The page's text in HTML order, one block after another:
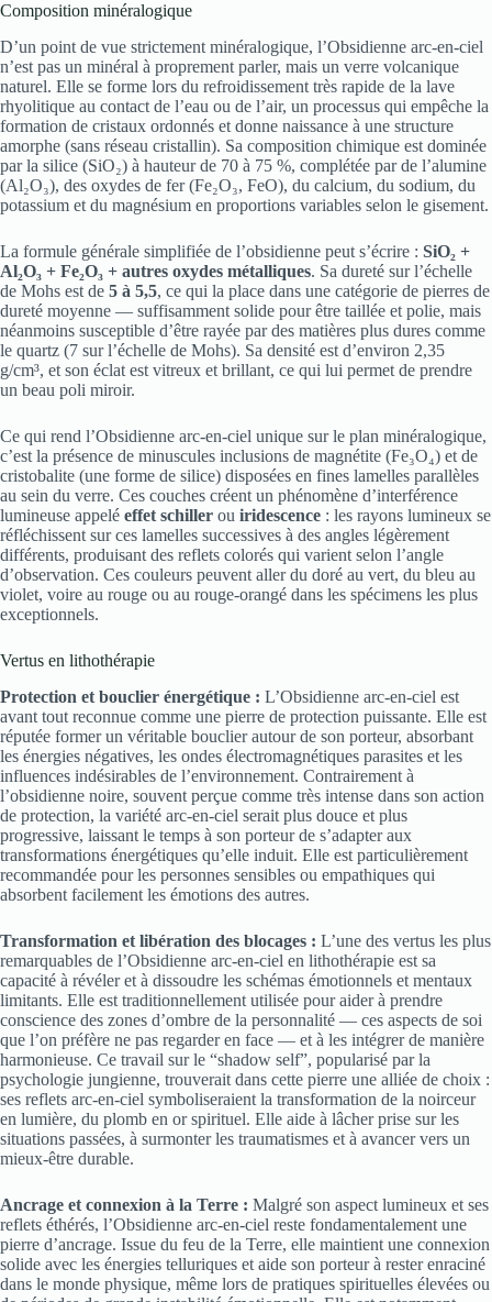
Composition minéralogique
D’un point de vue strictement minéralogique, l’Obsidienne arc-en-ciel
n’est pas un minéral à proprement parler, mais un verre volcanique
naturel. Elle se forme lors du refroidissement très rapide de la lave
rhyolitique au contact de l’eau ou de l’air, un processus qui empêche la
formation de cristaux ordonnés et donne naissance à une structure
amorphe (sans réseau cristallin). Sa composition chimique est dominée
par la silice (SiO₂) à hauteur de 70 à 75 %, complétée par de l’alumine
(Al₂O₃), des oxydes de fer (Fe₂O₃, FeO), du calcium, du sodium, du
potassium et du magnésium en proportions variables selon le gisement.
La formule générale simplifiée de l’obsidienne peut s’écrire : SiO₂ +
Al₂O₃ + Fe₂O₃ + autres oxydes métalliques. Sa dureté sur l’échelle
de Mohs est de 5 à 5,5, ce qui la place dans une catégorie de pierres de
dureté moyenne — suffisamment solide pour être taillée et polie, mais
néanmoins susceptible d’être rayée par des matières plus dures comme
le quartz (7 sur l’échelle de Mohs). Sa densité est d’environ 2,35
g/cm³, et son éclat est vitreux et brillant, ce qui lui permet de prendre
un beau poli miroir.
Ce qui rend l’Obsidienne arc-en-ciel unique sur le plan minéralogique,
c’est la présence de minuscules inclusions de magnétite (Fe₃O₄) et de
cristobalite (une forme de silice) disposées en fines lamelles parallèles
au sein du verre. Ces couches créent un phénomène d’interférence
lumineuse appelé effet schiller ou iridescence : les rayons lumineux se
réfléchissent sur ces lamelles successives à des angles légèrement
différents, produisant des reflets colorés qui varient selon l’angle
d’observation. Ces couleurs peuvent aller du doré au vert, du bleu au
violet, voire au rouge ou au rouge-orangé dans les spécimens les plus
exceptionnels.
Vertus en lithothérapie
Protection et bouclier énergétique : L’Obsidienne arc-en-ciel est
avant tout reconnue comme une pierre de protection puissante. Elle est
réputée former un véritable bouclier autour de son porteur, absorbant
les énergies négatives, les ondes électromagnétiques parasites et les
influences indésirables de l’environnement. Contrairement à
l’obsidienne noire, souvent perçue comme très intense dans son action
de protection, la variété arc-en-ciel serait plus douce et plus
progressive, laissant le temps à son porteur de s’adapter aux
transformations énergétiques qu’elle induit. Elle est particulièrement
recommandée pour les personnes sensibles ou empathiques qui
absorbent facilement les émotions des autres.
Transformation et libération des blocages : L’une des vertus les plus
remarquables de l’Obsidienne arc-en-ciel en lithothérapie est sa
capacité à révéler et à dissoudre les schémas émotionnels et mentaux
limitants. Elle est traditionnellement utilisée pour aider à prendre
conscience des zones d’ombre de la personnalité — ces aspects de soi
que l’on préfère ne pas regarder en face — et à les intégrer de manière
harmonieuse. Ce travail sur le “shadow self”, popularisé par la
psychologie jungienne, trouverait dans cette pierre une alliée de choix :
ses reflets arc-en-ciel symboliseraient la transformation de la noirceur
en lumière, du plomb en or spirituel. Elle aide à lâcher prise sur les
situations passées, à surmonter les traumatismes et à avancer vers un
mieux-être durable.
Ancrage et connexion à la Terre : Malgré son aspect lumineux et ses
reflets éthérés, l’Obsidienne arc-en-ciel reste fondamentalement une
pierre d’ancrage. Issue du feu de la Terre, elle maintient une connexion
solide avec les énergies telluriques et aide son porteur à rester enraciné
dans le monde physique, même lors de pratiques spirituelles élevées ou